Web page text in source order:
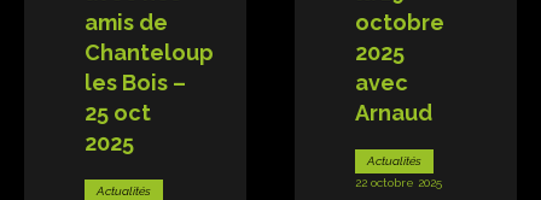
amis de
Chanteloup
les Bois –
25 oct
2025
Actualités
octobre
2025
avec
Arnaud
Actualités
22 octobre 2025